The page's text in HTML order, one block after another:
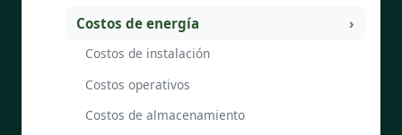
Costos de energía
Costos de instalación
Costos operativos
Costos de almacenamiento